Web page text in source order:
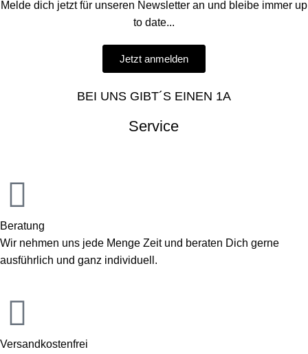
Melde dich jetzt für unseren Newsletter an und bleibe immer up
to date...
Jetzt anmelden
BEI UNS GIBT´S EINEN 1A
Service
Beratung
Wir nehmen uns jede Menge Zeit und beraten Dich gerne
ausführlich und ganz individuell.
Versandkostenfrei